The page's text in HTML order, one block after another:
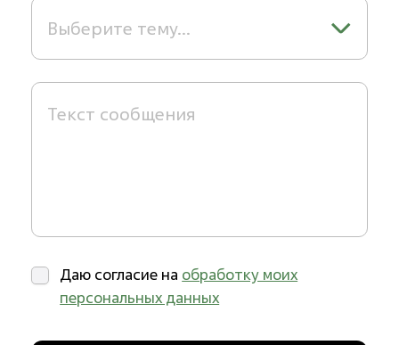
Выберите тему...
Даю согласие на обработку моих
персональных данных